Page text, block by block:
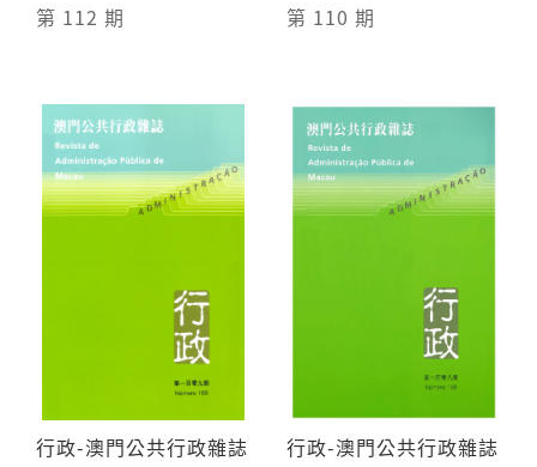
第 112 期
第 110 期
行政-澳門公共行政雜誌
行政-澳門公共行政雜誌